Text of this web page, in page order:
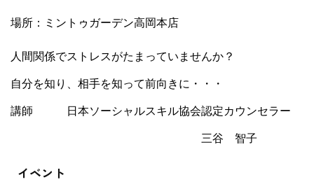
場所：ミントゥガーデン高岡本店
人間関係でストレスがたまっていませんか？
自分を知り、相手を知って前向きに・・・
講師 日本ソーシャルスキル協会認定カウンセラー
三谷 智子
イベント